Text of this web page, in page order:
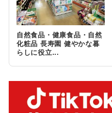
自然食品・健康食品・自然
化粧品 長寿園 健やかな暮
らしに役立...